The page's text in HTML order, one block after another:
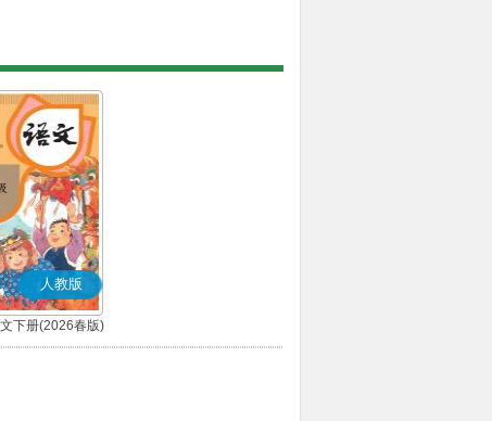
人教版
下册(2026春版)
(部编版)